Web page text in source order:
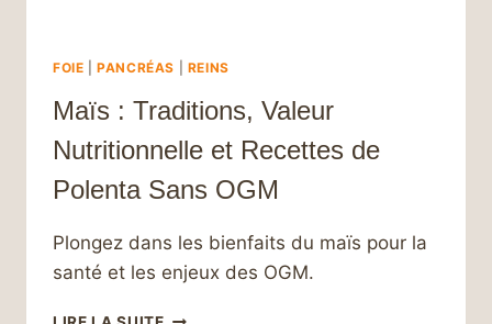
FOIE |PANCRÉAS REINS
Maïs : Traditions, Valeur
Nutritionnelle et Recettes de
Polenta Sans OGM
Plongez dans les bienfaits du maïs pour la
santé et les enjeux des OGM.
MAÏS :